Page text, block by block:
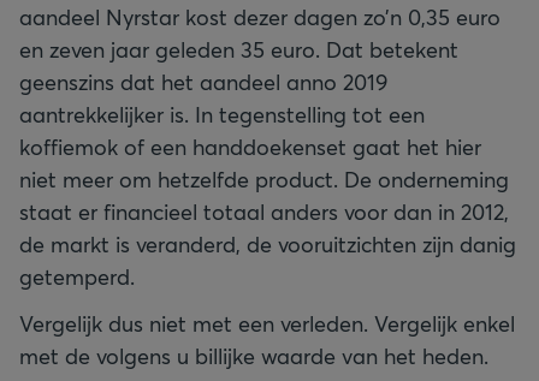
aandeel Nyrstar kost dezer dagen zo’n 0,35 euro
en zeven jaar geleden 35 euro. Dat betekent
geenszins dat het aandeel anno 2019
aantrekkelijker is. In tegenstelling tot een
koffiemok of een handdoekenset gaat het hier
niet meer om hetzelfde product. De onderneming
staat er financieel totaal anders voor dan in 2012,
de markt is veranderd, de vooruitzichten zijn danig
getemperd.
Vergelijk dus niet met een verleden. Vergelijk enkel
met de volgens u billijke waarde van het heden.